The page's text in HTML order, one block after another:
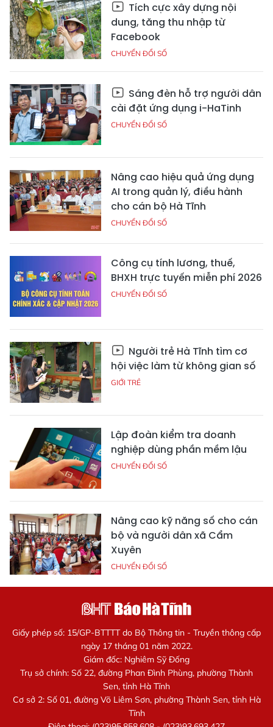
Tích cực xây dựng nội
dung, tăng thu nhập từ
Facebook
CHUYỂN ĐỔI SỐ
Sáng đèn hỗ trợ người dân
cài đặt ứng dụng i-HaTinh
CHUYỂN ĐỔI SỐ
Nâng cao hiệu quả ứng dụng
AI trong quản lý, điều hành
cho cán bộ Hà Tĩnh
CHUYỂN ĐỔI SỐ
Công cụ tính lương, thuế,
BHXH trực tuyến miễn phí 2026
CHUYỂN ĐỔI SỐ
Người trẻ Hà Tĩnh tìm cơ
hội việc làm từ không gian số
GIỚI TRẺ
Lập đoàn kiểm tra doanh
nghiệp dùng phần mềm lậu
CHUYỂN ĐỔI SỐ
Nâng cao kỹ năng số cho cán
bộ và người dân xã Cẩm
Xuyên
CHUYỂN ĐỔI SỐ
Giấy phép số: 15/GP-BTTTT do Bộ Thông tin - Truyền thông cấp
ngày 17 tháng 01 năm 2022.
Giám đốc: Nghiêm Sỹ Đống
Trụ sở chính: Số 22, đường Phan Đình Phùng, phường Thành
Sen, tỉnh Hà Tĩnh
Cơ sở 2: Số 01, đường Võ Liêm Sơn, phường Thành Sen, tỉnh Hà
Tĩnh